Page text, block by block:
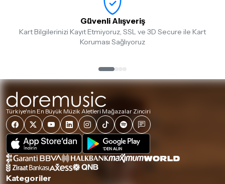
göndermeden önce mutlakaDestek
İade ve değişim koşulları, ürün kategorilerine göre farklılık
gösterebilir. Lütfen satın almadan önce ilgili ürünün
Güvenli Alışveriş
Kart Bilgilerinizi Kayıt Etmiyoruz, SSL ve 3D Secure ile Kart
Koruması Sağlıyoruz
Türkiye'nin En Büyük Müzik Aletleri Mağazalar Zinciri
Kategoriler